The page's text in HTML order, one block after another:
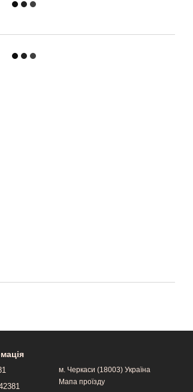
м. Черкаси (18003) Україна
Мапа проїзду